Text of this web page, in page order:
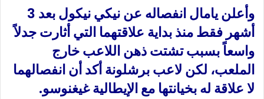
وأعلن يامال انفصاله عن نيكي نيكول بعد 3
أشهر فقط منذ بداية علاقتهما التي أثارت جدلاً
واسعاً بسبب تشتت ذهن اللاعب خارج
الملعب، لكن لاعب برشلونة أكد أن انفصالهما
لا علاقة له بخيانتها مع الإيطالية غيغنوسو.